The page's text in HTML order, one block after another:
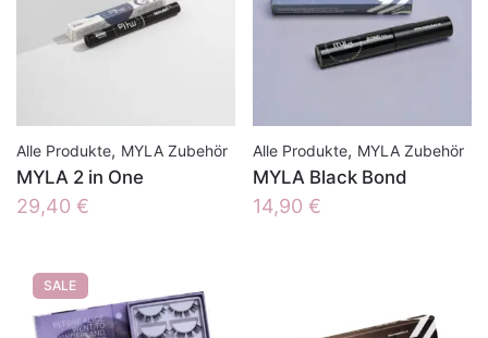
Alle Produkte, MYLA Zubehör
MYLA 2 in One
29,40 €
Alle Produkte, MYLA Zubehör
MYLA Black Bond
14,90 €
SALE